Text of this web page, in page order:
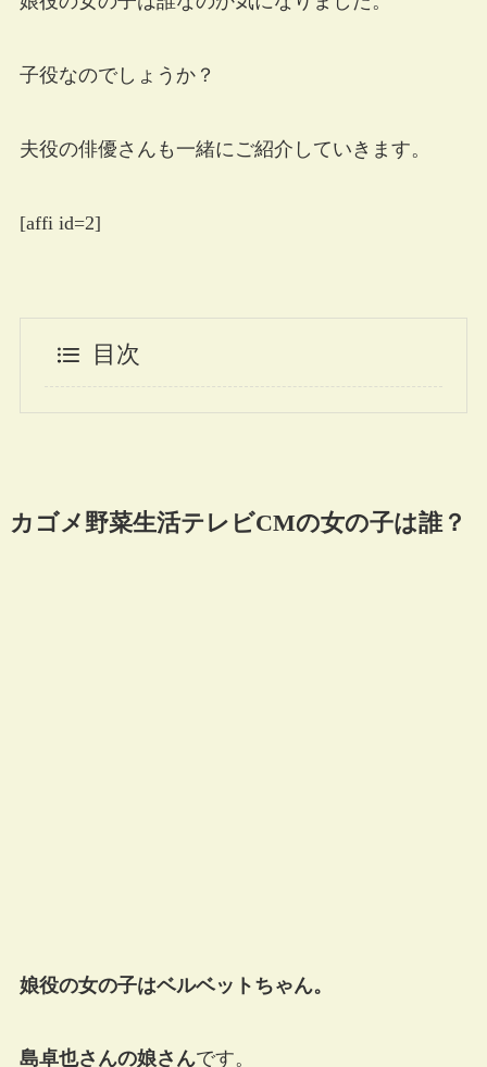
子役なのでしょうか？
夫役の俳優さんも一緒にご紹介していきます。
[affi id=2]
目次
カゴメ野菜生活テレビCMの女の子は誰？
娘役の女の子はベルベットちゃん。
島卓也さんの娘さんです。